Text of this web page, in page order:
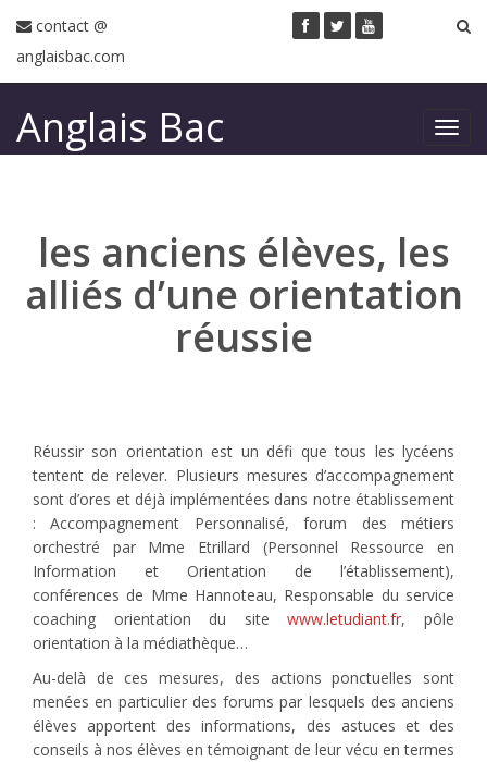
contact @
anglaisbac.com
Anglais Bac
les anciens élèves, les
alliés d’une orientation
réussie
Réussir son orientation est un défi que tous les lycéens
tentent de relever. Plusieurs mesures d’accompagnement
sont d’ores et déjà implémentées dans notre établissement
: Accompagnement Personnalisé, forum des métiers
orchestré par Mme Etrillard (Personnel Ressource en
Information et Orientation de l’établissement),
conférences de Mme Hannoteau, Responsable du service
coaching orientation du sitewww.letudiant.fr, pôle
orientation à la médiathèque…
Au-delà de ces mesures, des actions ponctuelles sont
menées en particulier des forums par lesquels des anciens
élèves apportent des informations, des astuces et des
conseils à nos élèves en témoignant de leur vécu en termes